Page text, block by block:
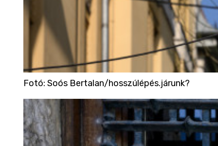
Fotó: Soós Bertalan/hosszúlépés.járunk?